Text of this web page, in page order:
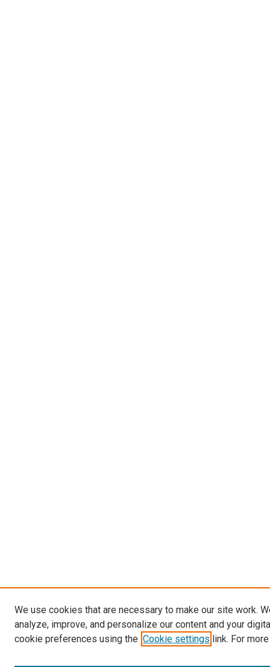
We use cookies that are necessary to make our site work.
analyze, improve, and personalize our content and your
cookie preferences using the Cookie settings link. For